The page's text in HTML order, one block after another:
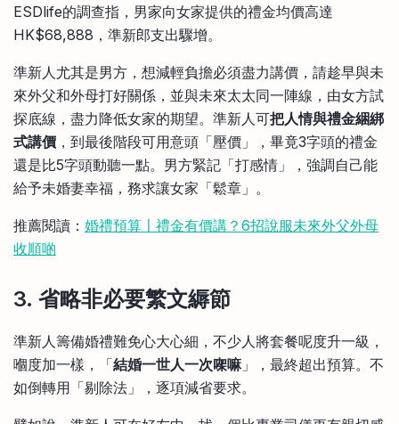
ESDlife的調查指，男家向女家提供的禮金均價高達
HK$68,888，準新郎支出驟增。
準新人尤其是男方，想減輕負擔必須盡力講價，請趁早與未
來外父和外母打好關係，並與未來太太同一陣線，由女方試
探底線，盡力降低女家的期望。準新人可把人情與禮金綑綁
式講價 ，到最後階段可用意頭「壓價」，畢竟3字頭的禮金
還是比5字頭動聽一點。男方緊記「打感情」，強調自己能
給予未婚妻幸福，務求讓女家「鬆章」。
推薦閱讀： 婚禮預算〡禮金有價講？6招說服未來外父外母
收順啲
3. 省略非必要繁文縟節
準新人籌備婚禮難免心大心細，不少人將套餐呢度升一級，
嗰度加一樣，「結婚一世人一次㗎嘛」，最終超出預算。不
如倒轉用「剔除法」，逐項減省要求。